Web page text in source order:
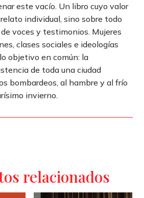
este vacío. Un libro cuyo valor
individual, sino sobre todo
voces y testimonios. Mujeres
clases sociales e ideologías
objetivo en común: la
de toda una ciudad
bombardeos, al hambre y al frío
invierno.
relacionados